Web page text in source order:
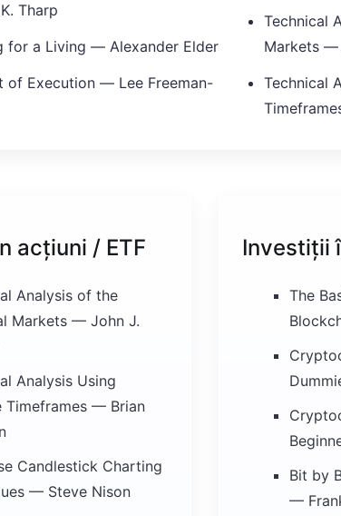
Tharp
for a Living — Alexander Elder
of Execution — Lee Freeman-
Technical
Markets —
Technical
acțiuni / ETF
Analysis of the
Markets — John J.
Analysis Using
Timeframes — Brian
Candlestick Charting
— Steve Nison
Investiții
The
Bit by
—